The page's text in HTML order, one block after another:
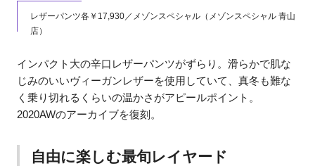
レザーパンツ各￥17,930／メゾンスペシャル（メゾンスペシャル 青山
店）
インパクト大の辛口レザーパンツがずらり。滑らかで肌な
じみのいいヴィーガンレザーを使用していて、真冬も難な
く乗り切れるくらいの温かさがアピールポイント。
2020AWのアーカイブを復刻。
自由に楽しむ最旬レイヤード